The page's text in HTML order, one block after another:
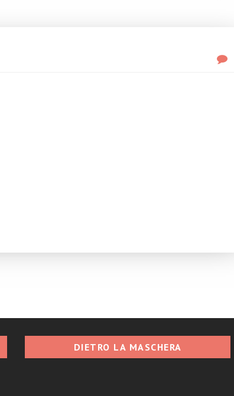
DIETRO LA MASCHERA